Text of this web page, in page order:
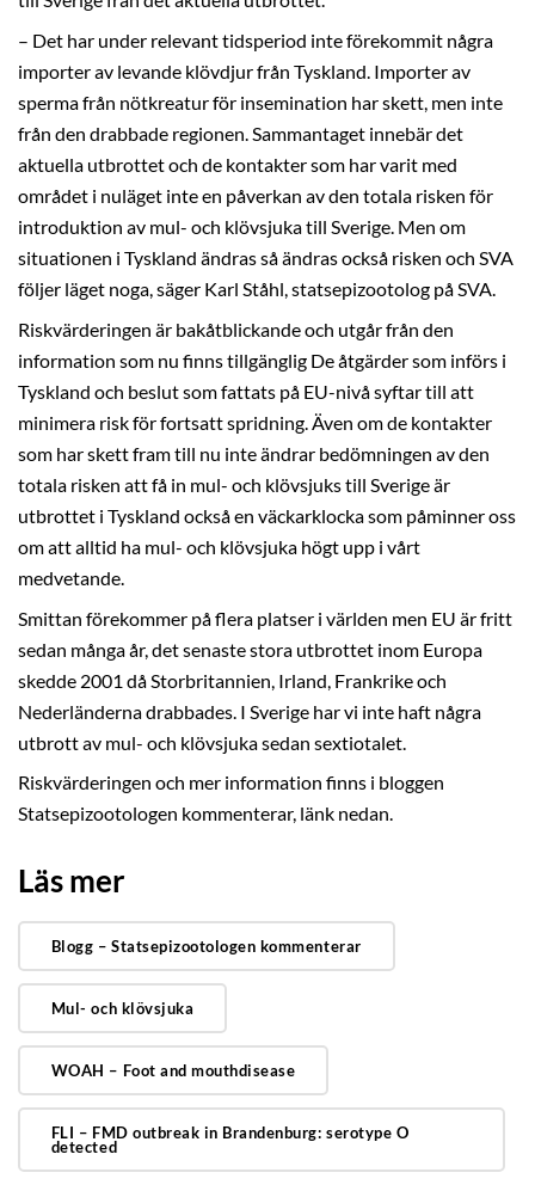
– Det har under relevant tidsperiod inte förekommit några
importer av levande klövdjur från Tyskland. Importer av
sperma från nötkreatur för insemination har skett, men inte
från den drabbade regionen. Sammantaget innebär det
aktuella utbrottet och de kontakter som har varit med
området i nuläget inte en påverkan av den totala risken för
introduktion av mul- och klövsjuka till Sverige. Men om
situationen i Tyskland ändras så ändras också risken och SVA
följer läget noga, säger Karl Ståhl, statsepizootolog på SVA.
Riskvärderingen är bakåtblickande och utgår från den
information som nu finns tillgänglig De åtgärder som införs i
Tyskland och beslut som fattats på EU-nivå syftar till att
minimera risk för fortsatt spridning. Även om de kontakter
som har skett fram till nu inte ändrar bedömningen av den
totala risken att få in mul- och klövsjuks till Sverige är
utbrottet i Tyskland också en väckarklocka som påminner oss
om att alltid ha mul- och klövsjuka högt upp i vårt
medvetande.
Smittan förekommer på flera platser i världen men EU är fritt
sedan många år, det senaste stora utbrottet inom Europa
skedde 2001 då Storbritannien, Irland, Frankrike och
Nederländerna drabbades. I Sverige har vi inte haft några
utbrott av mul- och klövsjuka sedan sextiotalet.
Riskvärderingen och mer information finns i bloggen
Statsepizootologen kommenterar, länk nedan.
Läs mer
Blogg – Statsepizootologen kommenterar
Mul- och klövsjuka
WOAH – Foot and mouthdisease
FLI – FMD outbreak in Brandenburg: serotype O
detected